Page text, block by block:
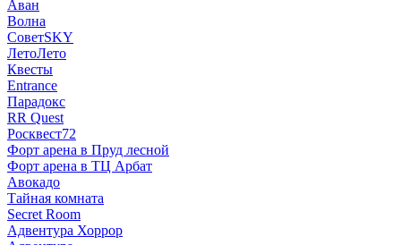
Аван
Волна
СоветSKY
ЛетоЛето
Квесты
Entrance
Парадокс
RR Quest
Росквест72
Форт арена в Пруд лесной
Форт арена в ТЦ Арбат
Авокадо
Тайная комната
Secret Room
Адвентура Хоррор